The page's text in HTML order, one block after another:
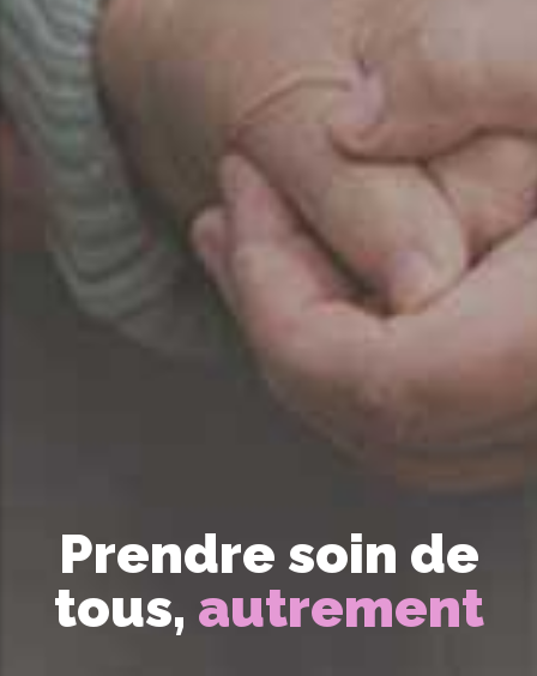
Prendre soin de
tous, autrement